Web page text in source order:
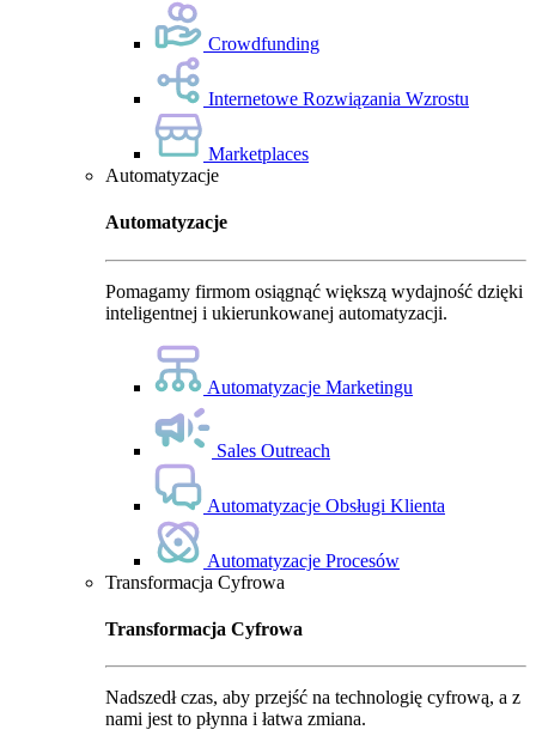
Crowdfunding
Internetowe Rozwiązania Wzrostu
Marketplaces
Automatyzacje
Automatyzacje
Pomagamy firmom osiągnąć większą wydajność dzięki
inteligentnej i ukierunkowanej automatyzacji.
Automatyzacje Marketingu
Sales Outreach
Automatyzacje Obsługi Klienta
Automatyzacje Procesów
Transformacja Cyfrowa
Transformacja Cyfrowa
Nadszedł czas, aby przejść na technologię cyfrową, a z
nami jest to płynna i łatwa zmiana.